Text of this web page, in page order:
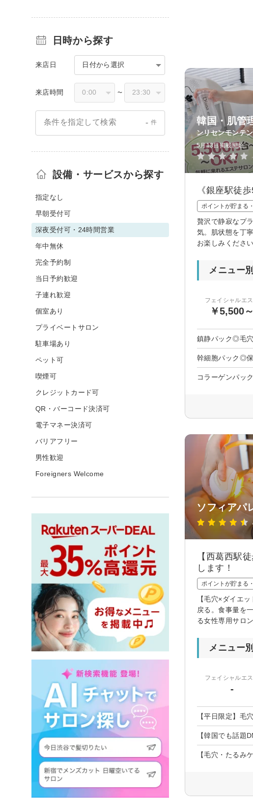
韓国・肌管
ンリセンモンテ
5月13日掲載開始
《銀座駅徒
ポイントが貯まる
贅沢で静寂なプ
気。肌状態を丁
お楽しみください
メニュー
フェイシャルエ
￥5,500～
鎮静パック◎毛
幹細胞パック◎
コラーゲンパッ
ソフィアパ
【西葛西駅
します！
ポイントが貯まる
【毛穴×ダイエ
戻る。食事量を
る女性専用サロン
メニュー
フェイシャルエ
-
【平日限定】
【韓国でも話題
【毛穴・たる
日時から探す
来店日 日付から選択
来店時間 〜
条件を指定して検索 - 件
設備・サービスから探す
指定なし
早朝受付可
深夜受付可・24時間営業
年中無休
完全予約制
当日予約歓迎
子連れ歓迎
個室あり
プライベートサロン
駐車場あり
ペット可
喫煙可
クレジットカード可
QR・バーコード決済可
電子マネー決済可
バリアフリー
男性歓迎
Foreigners Welcome